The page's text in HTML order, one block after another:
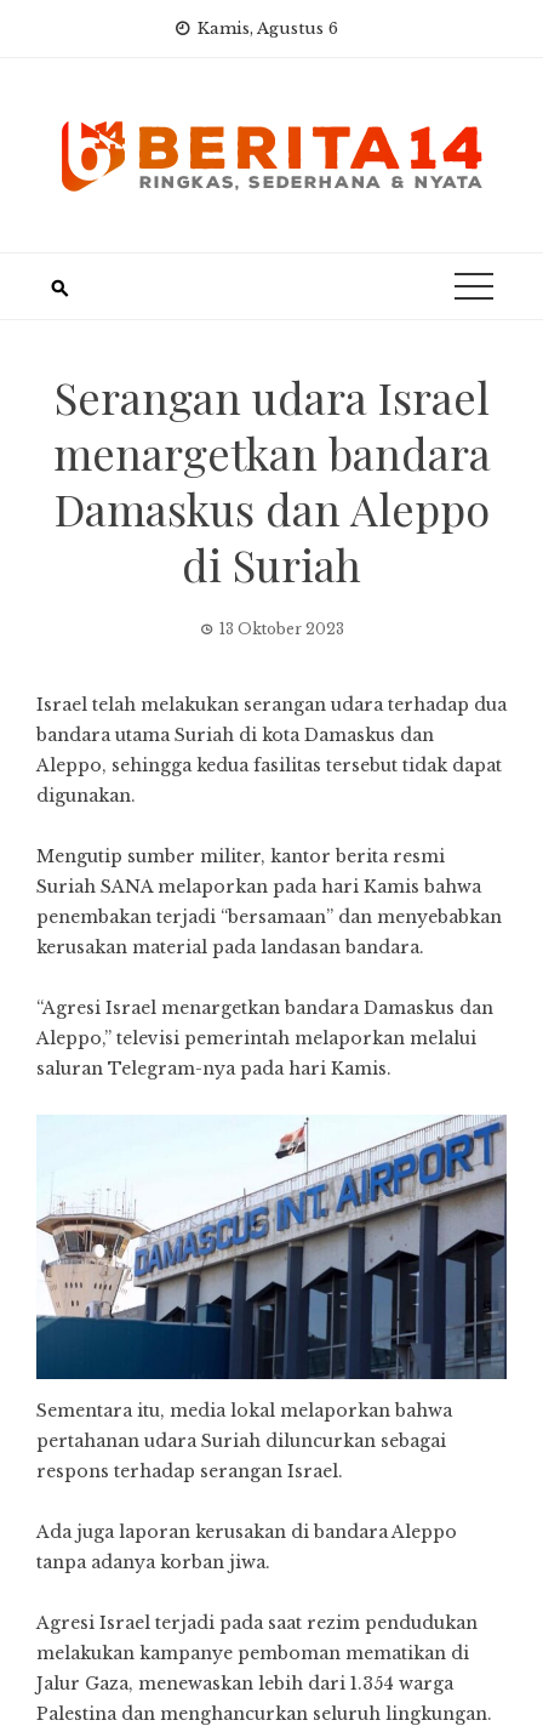
Kamis, Agustus 6
Serangan udara Israel
menargetkan bandara
Damaskus dan Aleppo
di Suriah
13 Oktober 2023
Israel telah melakukan serangan udara terhadap dua
bandara utama Suriah di kota Damaskus dan
Aleppo, sehingga kedua fasilitas tersebut tidak dapat
digunakan.
Mengutip sumber militer, kantor berita resmi
Suriah SANA melaporkan pada hari Kamis bahwa
penembakan terjadi “bersamaan” dan menyebabkan
kerusakan material pada landasan bandara.
“Agresi Israel menargetkan bandara Damaskus dan
Aleppo,” televisi pemerintah melaporkan melalui
saluran Telegram-nya pada hari Kamis.
Sementara itu, media lokal melaporkan bahwa
pertahanan udara Suriah diluncurkan sebagai
respons terhadap serangan Israel.
Ada juga laporan kerusakan di bandara Aleppo
tanpa adanya korban jiwa.
Agresi Israel terjadi pada saat rezim pendudukan
melakukan kampanye pemboman mematikan di
Jalur Gaza, menewaskan lebih dari 1.354 warga
Palestina dan menghancurkan seluruh lingkungan.